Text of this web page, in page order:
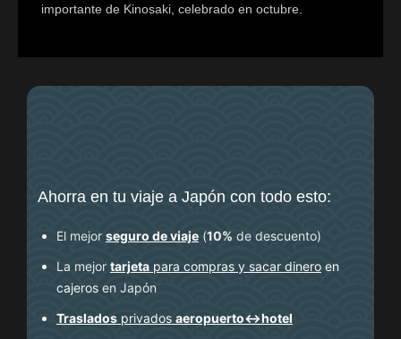
importante de Kinosaki, celebrado en octubre.
Ahorra en tu viaje a Japón con todo esto:
El mejor seguro de viaje (10% de descuento)
La mejor tarjeta para compras y sacar dinero en
cajeros en Japón
Traslados privados aeropuerto↔hotel